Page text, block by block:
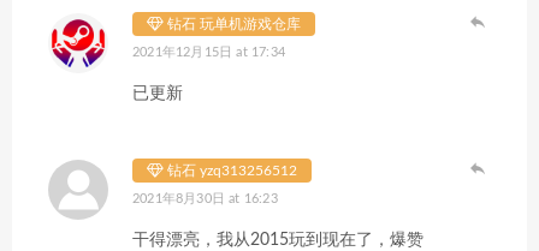
钻石 玩单机游戏仓库
2021年12月15日 at 17:34
已更新
钻石 yzq313256512
2021年8月30日 at 16:23
干得漂亮，我从2015玩到现在了，爆赞